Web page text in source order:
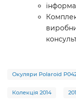
Окуляри Polaroid
Колекція 2014